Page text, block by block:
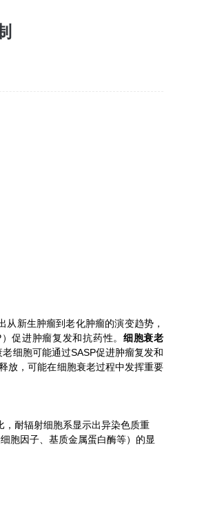
新生肿瘤到老化肿瘤的演变趋势，
）促进肿瘤复发和抗药性。 细胞衰老
细胞可能通过SASP促进肿瘤复发和
放，可能在细胞衰老过程中发挥重要
，耐辐射细胞系显示出异染色质重
胞因子、基质金属蛋白酶等）的显